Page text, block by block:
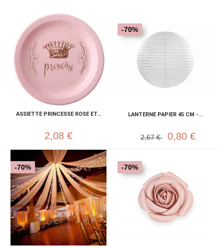
ASSIETTE PRINCESSE ROSE ET...
2,08 €
LANTERNE PAPIER 45 CM -...
-70%
2,67 € 0,80 €
-70% -70%